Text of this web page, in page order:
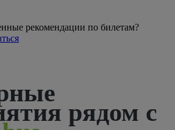
рекомендации по билетам?
рядом с